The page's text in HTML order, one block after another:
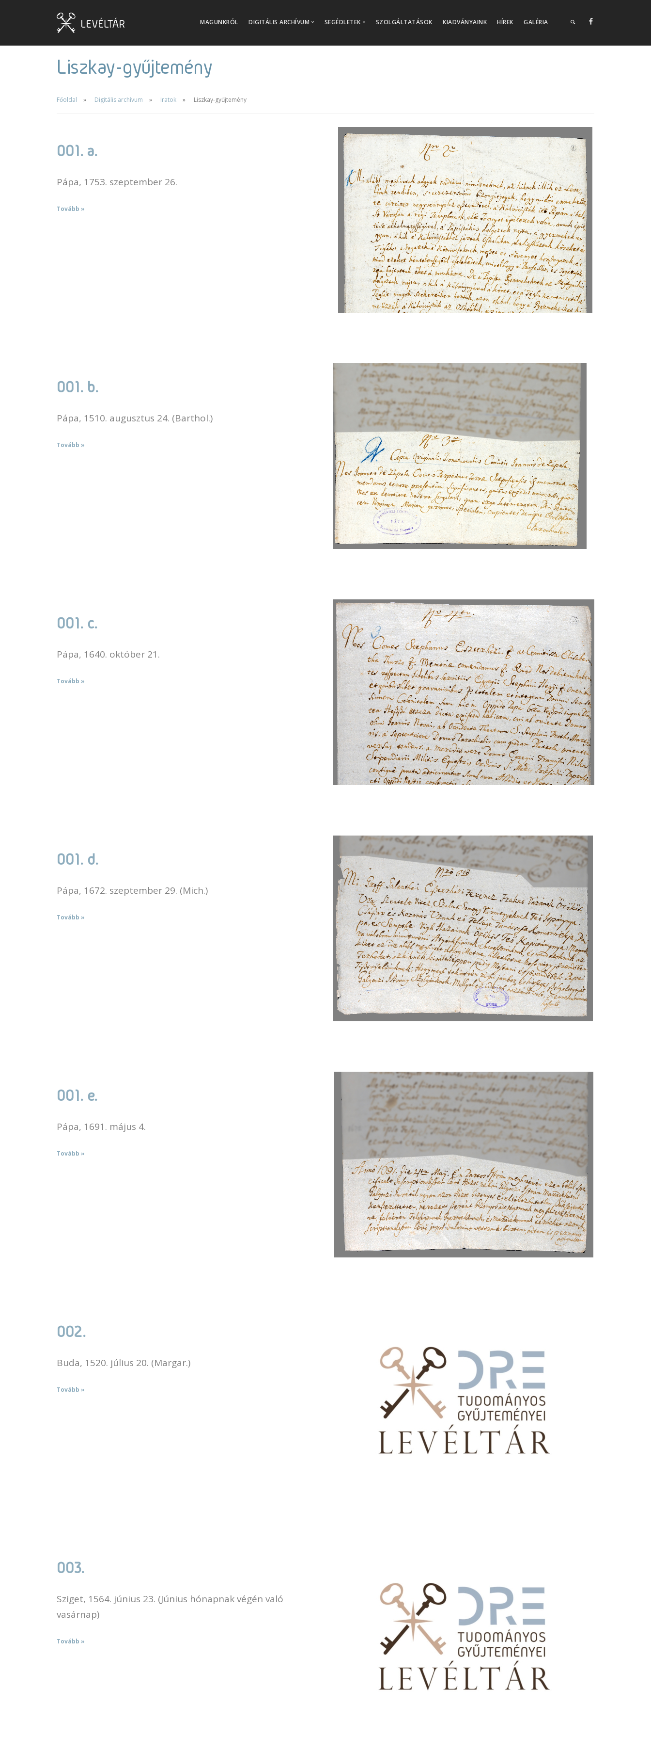
MAGUNKRÓL DIGITÁLIS ARCHÍVUM SEGÉDLETEK SZOLGÁLTATÁSOK KIADVÁNYAINK HÍREK GALÉRIA
Liszkay-gyűjtemény
Főoldal Digitális archívum Iratok Liszkay-gyűjtemény
001. a.
Pápa, 1753. szeptember 26.
Tovább »
001. b.
Pápa, 1510. augusztus 24. (Barthol.)
Tovább »
001. c.
Pápa, 1640. október 21.
Tovább »
001. d.
Pápa, 1672. szeptember 29. (Mich.)
Tovább »
001. e.
Pápa, 1691. május 4.
Tovább »
002.
Buda, 1520. július 20. (Margar.)
Tovább »
003.
Sziget, 1564. június 23. (Június hónapnak végén való
vasárnap)
Tovább »